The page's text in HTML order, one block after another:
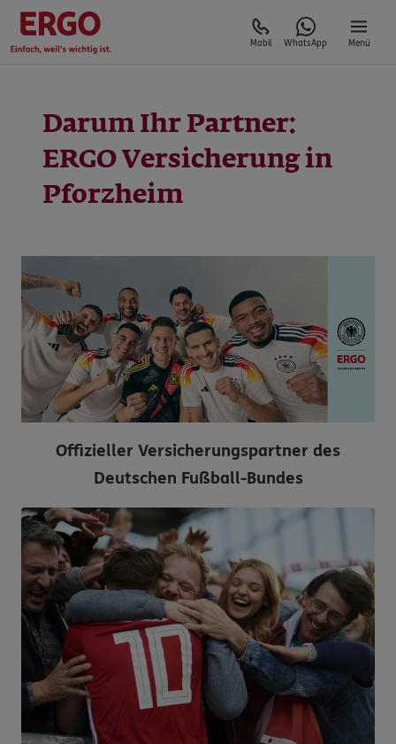
Mobil WhatsApp Menü
Darum Ihr Partner:
ERGO Versicherung in
Pforzheim
Offizieller Versicherungspartner des
Deutschen Fußball-Bundes